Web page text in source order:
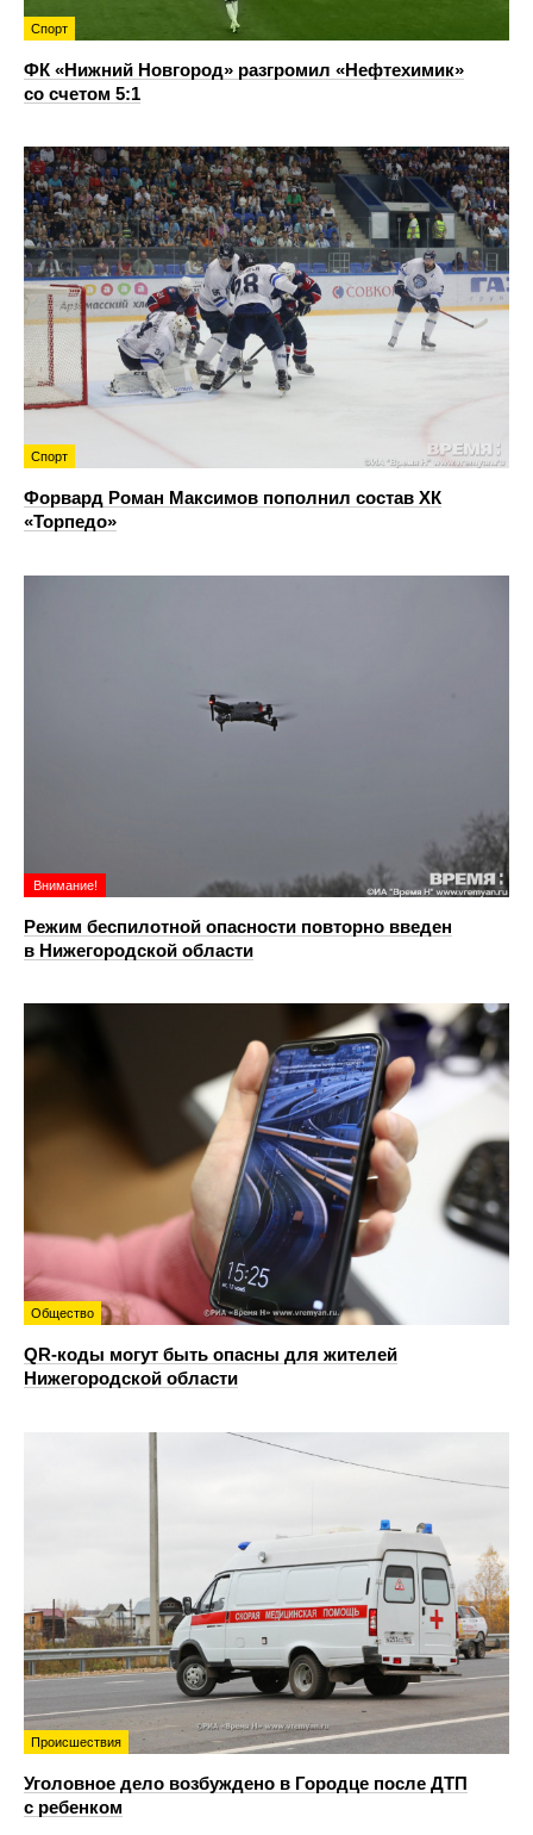
Спорт
ФК «Нижний Новгород» разгромил «Нефтехимик»
со счетом 5:1
Спорт
Форвард Роман Максимов пополнил состав ХК
«Торпедо»
Внимание!
Режим беспилотной опасности повторно введен
в Нижегородской области
Общество
QR-коды могут быть опасны для жителей
Нижегородской области
Происшествия
Уголовное дело возбуждено в Городце после ДТП
с ребенком